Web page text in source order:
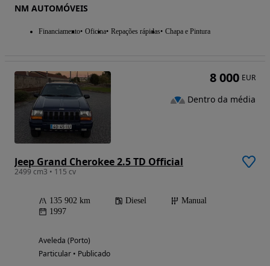
NM AUTOMÓVEIS
Financiamento Oficina Repações rápidas Chapa e Pintura
Jeep Grand Cherokee 2.5 TD Official
2499 cm3 • 115 cv
135 902 km Diesel
Manual
1997
Aveleda (Porto)
Particular • Publicado
8 000 EUR
Dentro da média